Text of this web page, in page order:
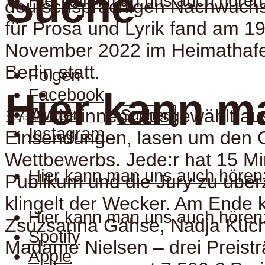
Suchen
Hier kann
Hier kann man uns auch
Spotify
Apple
Folgen
Facebook
Twitter
Instagram
Hier kann man uns auch
deutschsprachigen
für Prosa und Lyrik fand am
November 2022 im
Berlin statt.
17 Autor:innen, ausgewählt
Einsendungen, lasen um den
Wettbewerbs. Jede:r hat 15
Publikum und die Jury zu
klingelt der Wecker. Am Ende
Zsuzsanna Gahse, Nadja
Madame Nielsen – drei